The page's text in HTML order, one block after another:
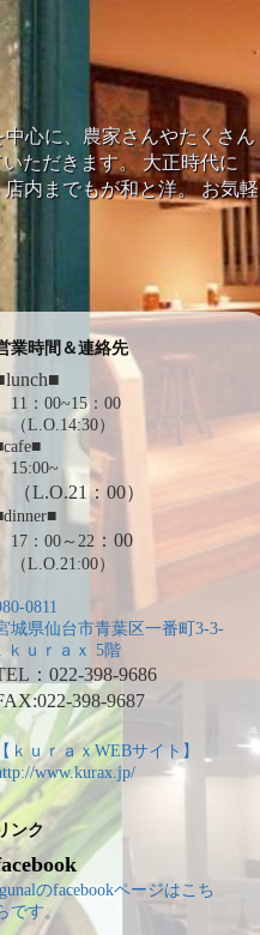
中心に、農家さんやたくさん
ただきます。 大正時代に
内までもが和と洋。 お気軽
業時間＆連絡先
11：00~15：00
（L.O.14:30）
（L.O.21：00）
17：00～22 ：00
（L.O.21:00）
0811
城県仙台市青葉区一番町3-3-
ｋｕｒａｘ 5階
：022-398-9686
398-9687
ｋｕｒａｘWEBサイト】
www.kurax.jp/
ンク
のfacebookページはこち
です。